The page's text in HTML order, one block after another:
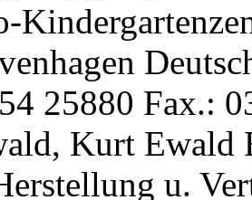
25880 Fax.:
Kurt Ewald
u.